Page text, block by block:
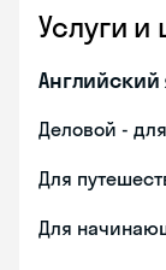
Услуги и
Английский
Деловой -
Для
Для